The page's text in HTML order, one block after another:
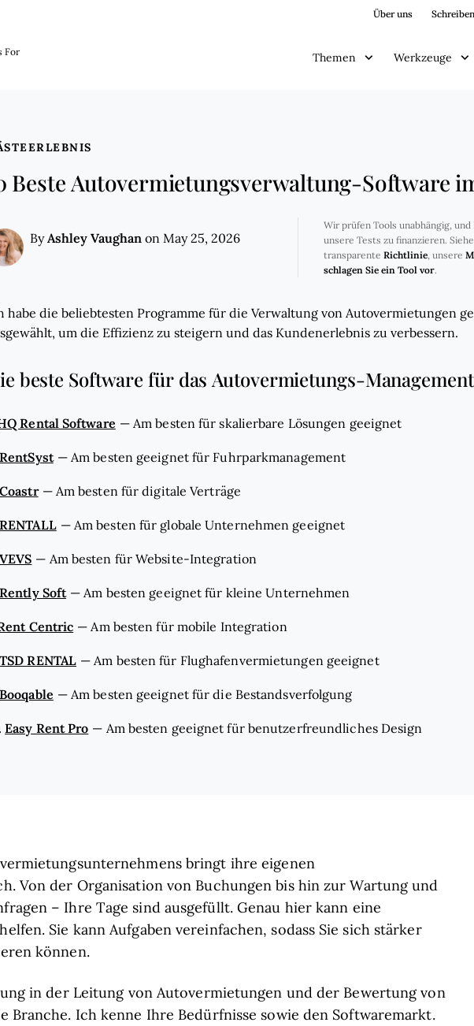
Über uns
For
Themen Werkzeuge
Beste Autovermietungsverwaltung-Software
ByAshley Vaughanon May 25, 2026
Wir prüfen Tools unabhängig, und
unsere Tests zu finanzieren.
transparente Richtlinie, unsere
schlagen Sie ein Tool vor.
habe die beliebtesten Programme für die Verwaltung von Autovermietungen
um die Effizienz zu steigern und das Kundenerlebnis zu verbessern.
beste Software für das Autovermietungs-
Rental Software — Am besten für skalierbare Lösungen geeignet
RentSyst — Am besten geeignet für Fuhrparkmanagement
Coastr — Am besten für digitale Verträge
RENTALL — Am besten für globale Unternehmen geeignet
VEVS — Am besten für Website-Integration
Rently Soft — Am besten geeignet für kleine Unternehmen
Centric — Am besten für mobile Integration
TSD RENTAL — Am besten für Flughafenvermietungen geeignet
Booqable — Am besten geeignet für die Bestandsverfolgung
Easy Rent Pro — Am besten geeignet für benutzerfreundliches Design
bringt ihre eigenen
Von der Organisation von Buchungen bis hin zur Wartung und
– Ihre Tage sind ausgefüllt. Genau hier kann eine
Sie kann Aufgaben vereinfachen, sodass Sie sich stärker
können.
in der Leitung von Autovermietungen und der Bewertung von
Branche. Ich kenne Ihre Bedürfnisse sowie den Softwaremarkt.